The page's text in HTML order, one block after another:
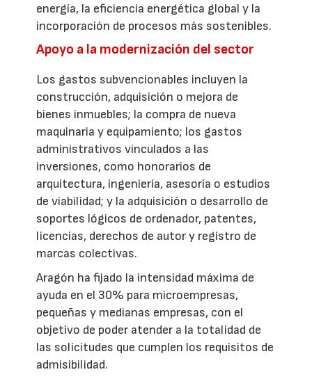
energía, la eficiencia energética global y la
incorporación de procesos más sostenibles.
Apoyo a la modernización del sector
Los gastos subvencionables incluyen la
construcción, adquisición o mejora de
bienes inmuebles; la compra de nueva
maquinaria y equipamiento; los gastos
administrativos vinculados a las
inversiones, como honorarios de
arquitectura, ingeniería, asesoría o estudios
de viabilidad; y la adquisición o desarrollo de
soportes lógicos de ordenador, patentes,
licencias, derechos de autor y registro de
marcas colectivas.
Aragón ha fijado la intensidad máxima de
ayuda en el 30% para microempresas,
pequeñas y medianas empresas, con el
objetivo de poder atender a la totalidad de
las solicitudes que cumplen los requisitos de
admisibilidad.